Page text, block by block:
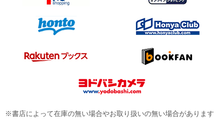
※書店によって在庫の無い場合やお取り扱いの無い場合があります